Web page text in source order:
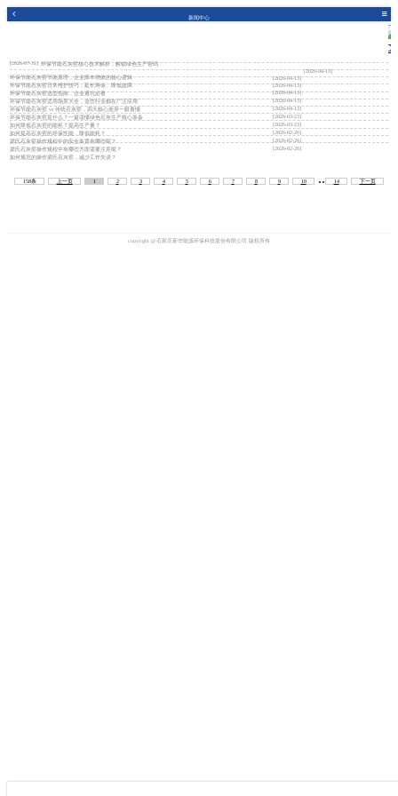
新闻中心
[2026-07-31] 环保节能石灰窑核心技术解析，解锁绿色生产密码
[2026-04-13]
环保节能石灰窑节能原理，企业降本增效的核心逻辑
[2026-04-13]
环保节能石灰窑日常维护技巧，延长寿命、降低故障
[2026-04-13]
环保节能石灰窑选型指南，企业避坑必看
[2026-04-13]
环保节能石灰窑适用场景大全，这些行业都在广泛应用
[2026-04-13]
环保节能石灰窑 vs 传统石灰窑，四大核心差异一眼看懂
[2026-04-13]
环保节能石灰窑是什么？一篇读懂绿色石灰生产核心装备
[2026-03-23]
如何降低石灰窑的能耗？提高生产量？
[2026-03-23]
如何提高石灰窑的环保性能，降低能耗？
[2026-02-26]
梁氏石灰窑操作规程中的安全装置有哪些呢？
[2026-02-26]
梁氏石灰窑操作规程中有哪些方面需要注意呢？
[2026-02-26]
如何规范的操作梁氏石灰窑，减少工作失误？
158条 上一页 1 2 3 4 5 6 7 8 9 10 .. 14 下一页
copyright @石家庄新华能源环保科技股份有限公司 版权所有